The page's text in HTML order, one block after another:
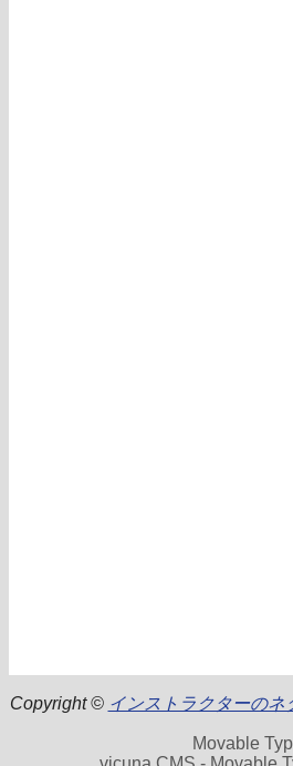
Copyright © インストラクターのネ
Movable